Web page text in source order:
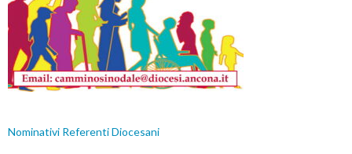
Nominativi Referenti Diocesani